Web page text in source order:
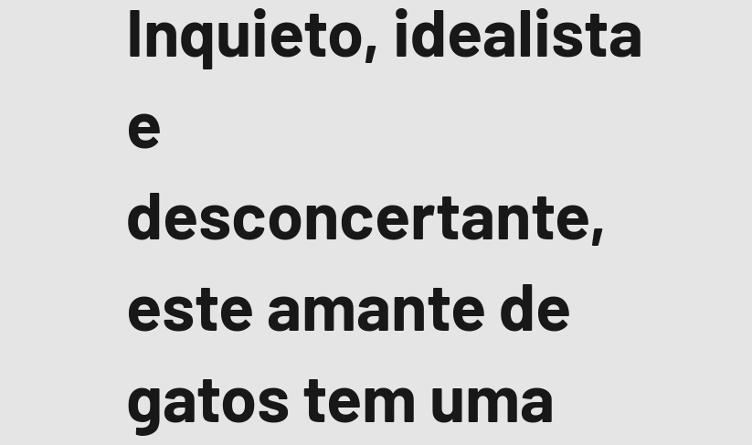
Inquieto, idealista
e
desconcertante,
este amante de
gatos tem uma